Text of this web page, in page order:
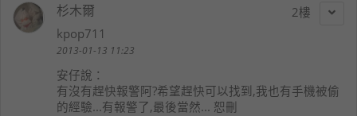
2
杉木爾
kpop711
2013-01-13 11:23
安仔說：
有沒有趕快報警阿?希望趕快可以找到,我也有手機被偷
的經驗...有報警了,最後當然... 恕刪